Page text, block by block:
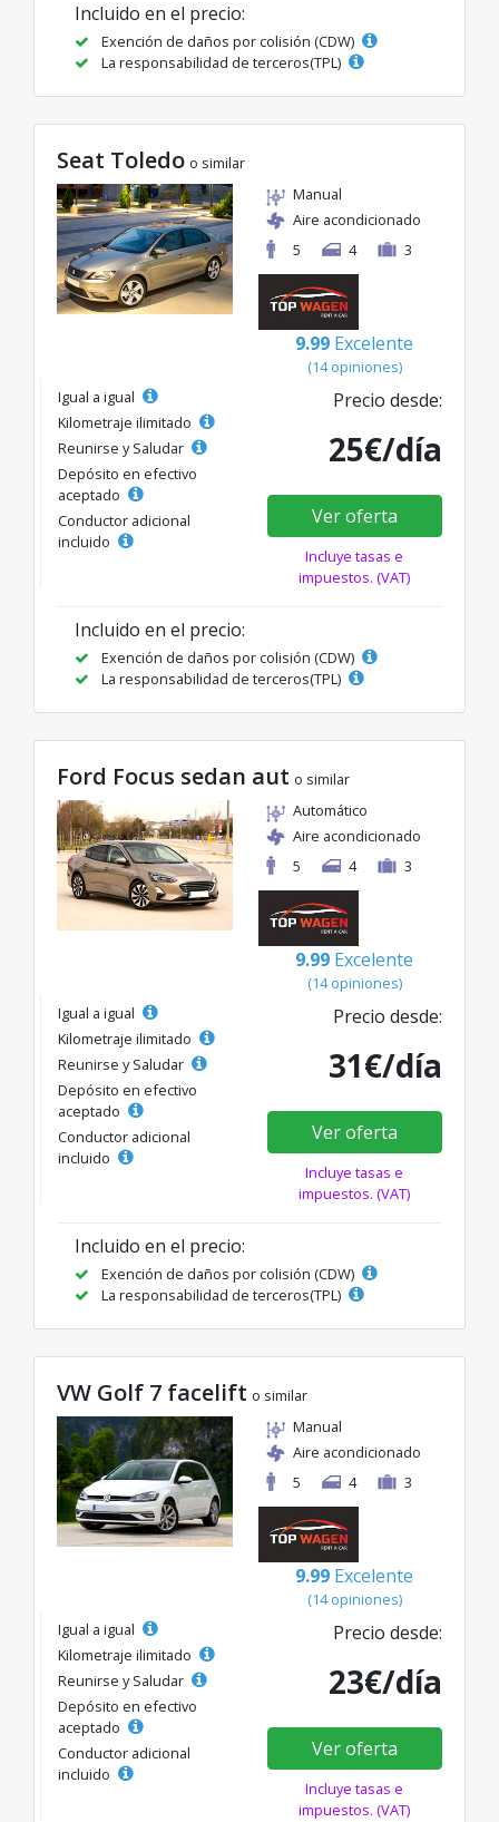
Incluido en el precio:
Exención de daños por colisión (CDW)
La responsabilidad de terceros(TPL)
Seat Toledo o similar
Manual
Aire acondicionado
5
4 3
9.99 Excelente
(14 opiniones)
Igual a igual
Kilometraje ilimitado
Reunirse y Saludar
Depósito en efectivo
aceptado
Conductor adicional
incluido
Precio desde:
25€/día
Ver oferta
Incluye tasas e
impuestos. (VAT)
Incluido en el precio:
Exención de daños por colisión (CDW)
La responsabilidad de terceros(TPL)
Ford Focus sedan aut o similar
Automático
Aire acondicionado
5
4 3
9.99 Excelente
(14 opiniones)
Igual a igual
Kilometraje ilimitado
Reunirse y Saludar
Depósito en efectivo
aceptado
Conductor adicional
incluido
Precio desde:
31€/día
Ver oferta
Incluye tasas e
impuestos. (VAT)
Incluido en el precio:
Exención de daños por colisión (CDW)
La responsabilidad de terceros(TPL)
VW Golf 7 facelift o similar
Manual
Aire acondicionado
5
4 3
9.99 Excelente
(14 opiniones)
Igual a igual
Kilometraje ilimitado
Reunirse y Saludar
Depósito en efectivo
aceptado
Conductor adicional
incluido
Precio desde:
23€/día
Ver oferta
Incluye tasas e
impuestos. (VAT)